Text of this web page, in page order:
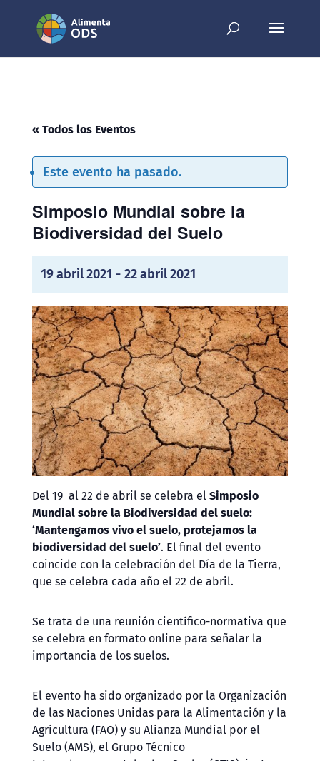
« Todos los Eventos
Este evento ha pasado.
Simposio Mundial sobre la
Biodiversidad del Suelo
19 abril 2021 - 22 abril 2021
Del 19 al 22 de abril se celebra el Simposio
Mundial sobre la Biodiversidad del suelo:
‘Mantengamos vivo el suelo, protejamos la
biodiversidad del suelo’. El final del evento
coincide con la celebración del Día de la Tierra,
que se celebra cada año el 22 de abril.
Se trata de una reunión científico-normativa que
se celebra en formato online para señalar la
importancia de los suelos.
El evento ha sido organizado por la Organización
de las Naciones Unidas para la Alimentación y la
Agricultura (FAO) y su Alianza Mundial por el
Suelo (AMS), el Grupo Técnico